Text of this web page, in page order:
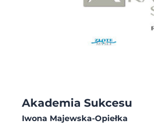
Akademia Sukcesu
Iwona Majewska-Opiełka